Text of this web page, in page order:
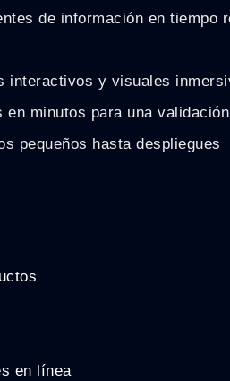
de información en tiempo
interactivos y visuales
minutos para una
pequeños hasta despliegues
en línea